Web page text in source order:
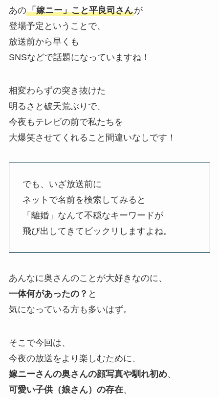
あの「嫁ニー」こと平良司さんが
登場予定ということで、
放送前から早くも
SNSなどで話題になっていますね！
相変わらずの突き抜けた
明るさと破天荒ぶりで、
今夜もテレビの前で私たちを
大爆笑させてくれること間違いなしです！
でも、いざ放送前に
ネットで名前を検索してみると
「離婚」なんて不穏なキーワードが
飛び出してきてビックリしますよね。
あんなに奥さんのことが大好きなのに、
一体何があったの？ と
気になっている方も多いはず。
そこで今回は、
今夜の放送をより楽しむために、
嫁ニーさんの奥さんの顔写真や馴れ初め、
可愛い子供（娘さん）の存在、